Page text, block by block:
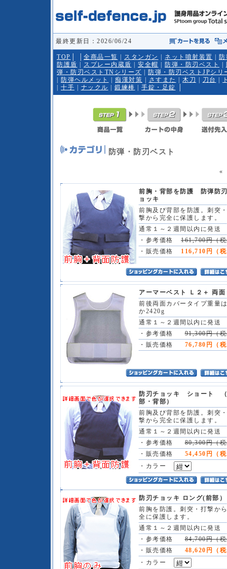
最終更新日：2026/06/24
TOP 全商品一覧 スタンガン ネット噴射装置
防護盾
スプレー内蔵盾 安全帽 防弾・防刃ベスト
弾・防刃ベストTNシリーズ
防弾・防刃ベストJPシリ
防弾ヘルメット 痴漢対策 さすまた 木刀 刀台
十手 ナックル 鍛練棒 手錠・足錠
防弾・防刃ベスト
前胸・背部を防護 防弾防
ョッキ
前胸及び背部を防護。刺突
撃から完全に保護します。
通常１～２週間以内に発送
・参考価格
161,700円（
・販売価格
116,710円（
アーマーベスト Ｌ２＋ 両面
前後両面カバータイプ重量
か2420g
通常１～２週間以内に発送
・参考価格
91,300円（
・販売価格
76,780円（
防刃チョッキ ショート
部・背部）
前胸及び背部を防護。刺突
撃から完全に保護します。
通常１～２週間以内に発送
・参考価格
80,300円（
・販売価格
54,450円（
・カラー
防刃チョッキ ロング(前部）
前胸を防護。刺突・打撃か
全に保護します。
通常１～２週間以内に発送
・参考価格
84,700円（
・販売価格
48,620円（
・カラー